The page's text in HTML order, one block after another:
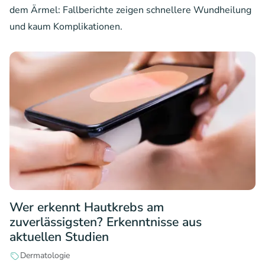
dem Ärmel: Fallberichte zeigen schnellere Wundheilung
und kaum Komplikationen.
Wer erkennt Hautkrebs am
zuverlässigsten? Erkenntnisse aus
aktuellen Studien
Dermatologie